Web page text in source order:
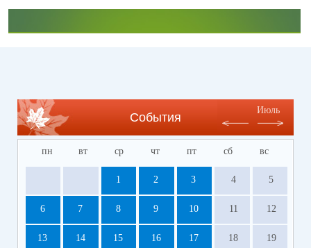
События
Июль
пн вт ср чт пт сб вс
1 2 3 4 5
6 7 8 9 10 11 12
13 14 15 16 17 18 19